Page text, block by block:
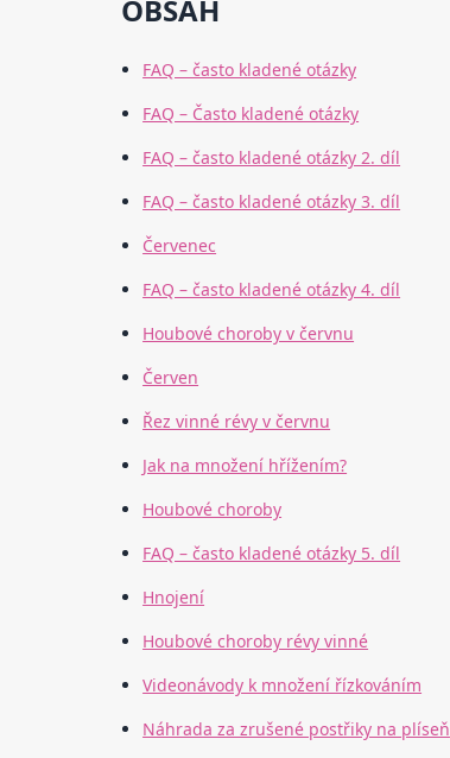
OBSAH
FAQ – často kladené otázky
FAQ – Často kladené otázky
FAQ – často kladené otázky 2. díl
FAQ – často kladené otázky 3. díl
Červenec
FAQ – často kladené otázky 4. díl
Houbové choroby v červnu
Červen
Řez vinné révy v červnu
Jak na množení hřížením?
Houbové choroby
FAQ – často kladené otázky 5. díl
Hnojení
Houbové choroby révy vinné
Videonávody k množení řízkováním
Náhrada za zrušené postřiky na plíseň